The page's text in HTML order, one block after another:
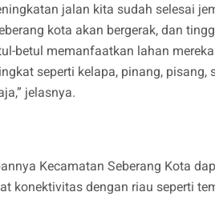
jalan kita sudah selesai
kota akan bergerak, dan
betul memanfaatkan lahan
seperti kelapa, pinang,
jelasnya.
Kecamatan Seberang Kota
konektivitas dengan riau seperti